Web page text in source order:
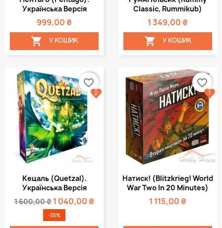
Українська Версія
999,00 ₴
 У КОШИК
Classic, Rummikub)
1 349,00 ₴
 У КОШИК
Кецаль (Quetzal).
Українська Версія
1 600,00 ₴ 1 040,00 ₴
-35%
favorite_border
2
Натиск! (Blitzkrieg! World
War Two In 20 Minutes)
1 115,00 ₴
favorite_border
1